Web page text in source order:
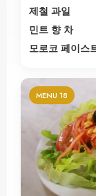
제철 과일
민트 향 차
모로코 페이스
MENU 18